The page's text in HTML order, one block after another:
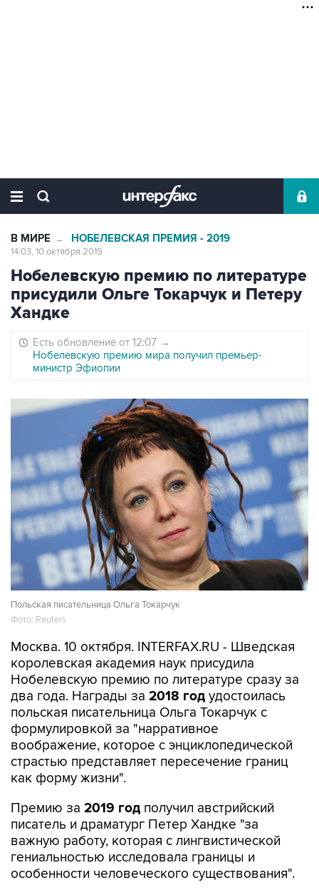
В МИРЕ → НОБЕЛЕВСКАЯ ПРЕМИЯ - 2019
14:03, 10 октября 2019
Нобелевскую премию по литературе
присудили Ольге Токарчук и Петеру
Хандке
Есть обновление от 12:07 →
Нобелевскую премию мира получил премьер-
министр Эфиопии
Польская писательница Ольга Токарчук
Фото: Reuters
Москва. 10 октября. INTERFAX.RU - Шведская
королевская академия наук присудила
Нобелевскую премию по литературе сразу за
два года. Награды за 2018 год удостоилась
польская писательница Ольга Токарчук с
формулировкой за "нарративное
воображение, которое с энциклопедической
страстью представляет пересечение границ
как форму жизни".
Премию за 2019 год получил австрийский
писатель и драматург Петер Хандке "за
важную работу, которая с лингвистической
гениальностью исследовала границы и
особенности человеческого существования".